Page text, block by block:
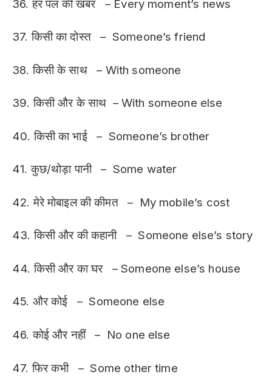
36. हर पल की खबर – Every moment’s news
37. किसी का दोस्त – Someone’s friend
38. किसी के साथ – With someone
39. किसी और के साथ – With someone else
40. किसी का भाई – Someone’s brother
41. कुछ/थोड़ा पानी – Some water
42. मेरे मोबाइल की कीमत – My mobile’s cost
43. किसी और की कहानी – Someone else’s story
44. किसी और का घर – Someone else’s house
45. और कोई – Someone else
46. कोई और नहीं – No one else
47. फिर कभी – Some other time